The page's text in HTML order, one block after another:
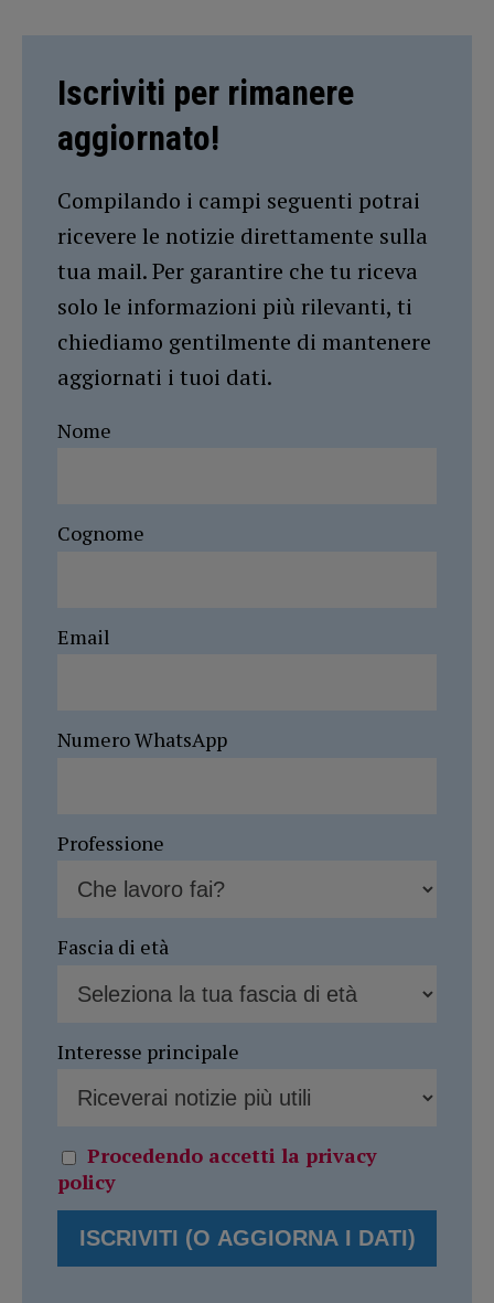
Iscriviti per rimanere
aggiornato!
Compilando i campi seguenti potrai
ricevere le notizie direttamente sulla
tua mail. Per garantire che tu riceva
solo le informazioni più rilevanti, ti
chiediamo gentilmente di mantenere
aggiornati i tuoi dati.
Nome
Cognome
Email
Numero WhatsApp
Professione
Fascia di età
Interesse principale
Procedendo accetti la privacy
policy